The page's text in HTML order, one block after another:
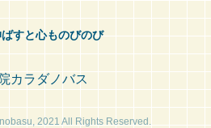
すと心ものびのび
カラダノバス
2021 All Rights Reserved.